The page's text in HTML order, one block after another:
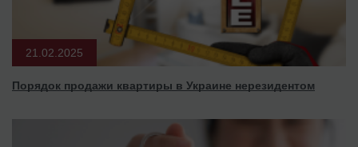
21.02.2025
Порядок продажи квартиры в Украине нерезидентом